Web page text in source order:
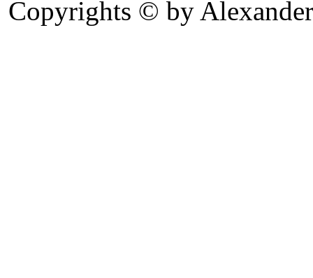
Copyrights © by